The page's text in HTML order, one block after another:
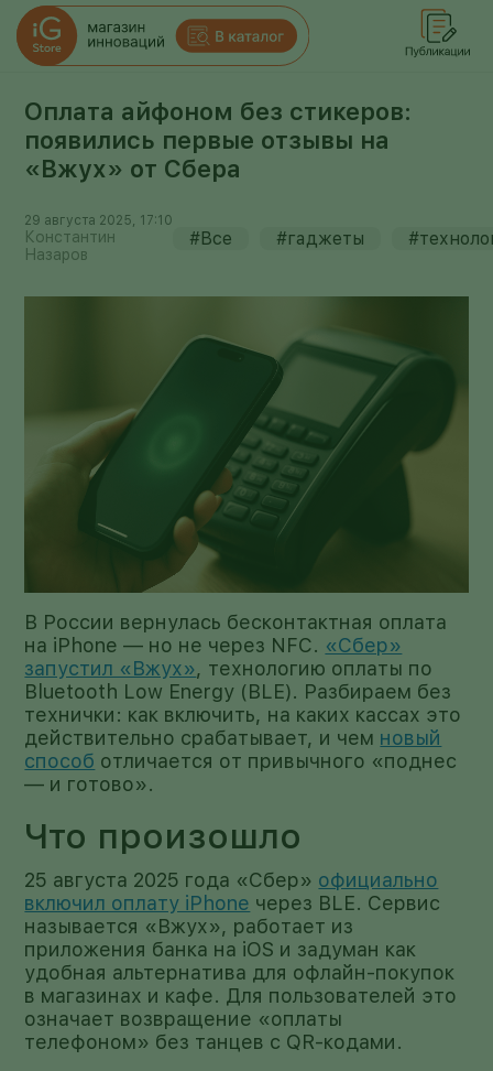
Оплата айфоном без стикеров:
появились первые отзывы на
«Вжух» от Сбера
29 августа 2025, 17:10
Константин
Назаров
#Все #гаджеты
В России вернулась бесконтактная оплата
на iPhone — но не через NFC. «Сбер»
запустил «Вжух», технологию оплаты по
Bluetooth Low Energy (BLE). Разбираем без
технички: как включить, на каких кассах это
действительно срабатывает, и чем новый
способ отличается от привычного «поднес
— и готово».
Что произошло
25 августа 2025 года «Сбер» официально
включил оплату iPhone через BLE. Сервис
называется «Вжух», работает из
приложения банка на iOS и задуман как
удобная альтернатива для офлайн-покупок
в магазинах и кафе. Для пользователей это
означает возвращение «оплаты
телефоном» без танцев с QR-кодами.